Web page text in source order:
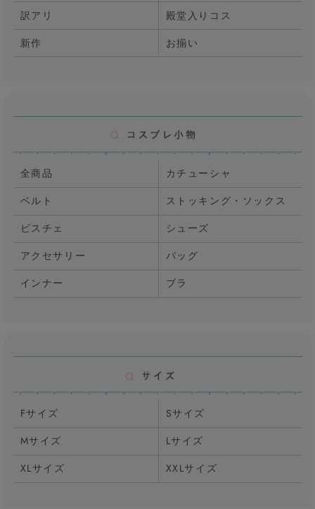
訳アリ
殿堂入りコス
新作
お揃い
全商品
カチューシャ
ベルト
ストッキング・ソックス
ビスチェ
シューズ
アクセサリー
バッグ
インナー
ブラ
Fサイズ
Sサイズ
Mサイズ
Lサイズ
XLサイズ
XXLサイズ